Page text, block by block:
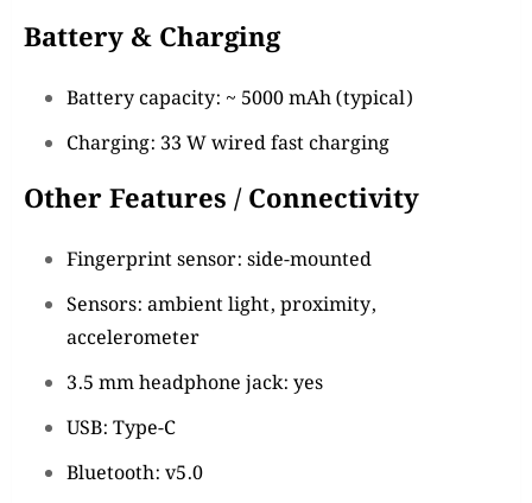
Battery & Charging
Battery capacity: ~ 5000 mAh (typical)
Charging: 33 W wired fast charging
Other Features / Connectivity
Fingerprint sensor: side-mounted
Sensors: ambient light, proximity,
accelerometer
3.5 mm headphone jack: yes
USB: Type-C
Bluetooth: v5.0